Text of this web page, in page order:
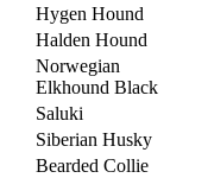
Hygen Hound
Halden Hound
Norwegian
Elkhound Black
Saluki
Siberian Husky
Bearded Collie